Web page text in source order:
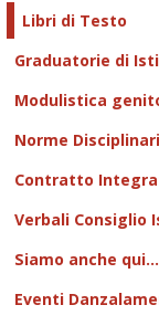
Libri di Testo
Graduatorie di
Modulistica
Norme Disciplinari
Contratto
Verbali Consiglio
Siamo anche
Eventi